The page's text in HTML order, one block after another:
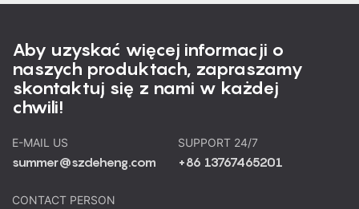
Aby uzyskać więcej informacji o
naszych produktach, zapraszamy
skontaktuj się z nami w każdej
chwili!
E-MAIL US
summer@szdeheng.com
SUPPORT 24/7
+86 13767465201
CONTACT PERSON